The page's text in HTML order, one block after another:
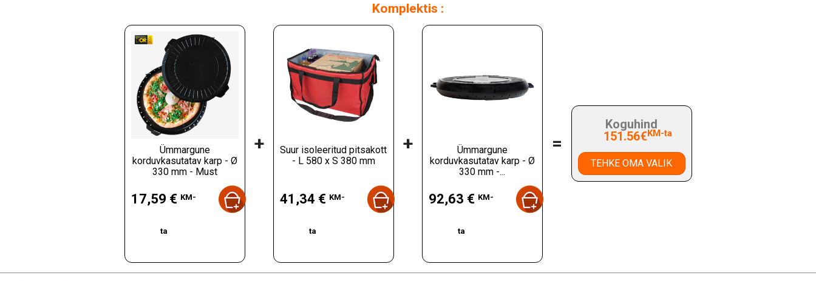
Komplektis :
Ümmargune
korduvkasutatav karp - Ø
330 mm - Must
17,59 € KM-
ta
+
Suur isoleeritud pitsakott
- L 580 x S 380 mm
41,34 € KM-
ta
+
Ümmargune
korduvkasutatav karp - Ø
330 mm -...
92,63 € KM-
ta
=
Koguhind
151.56€KM-ta
TEHKE OMA VALIK